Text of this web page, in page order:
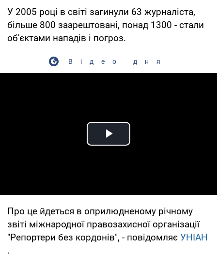
У 2005 році в світі загинули 63 журналіста,
більше 800 заарештовані, понад 1300 - стали
об'єктами нападів і погроз.
Відео дня
Play Video
Про це йдеться в оприлюдненому річному
звіті міжнародної правозахисної організації
"Репортери без кордонів", - повідомляє УНІАН
.